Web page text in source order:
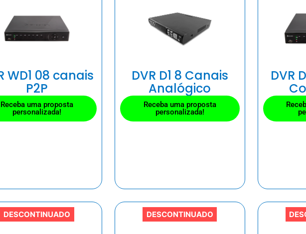
WD1 08 canais
P2P
Receba uma proposta
personalizada!
DVR D1 8 Canais
Analógico
Receba uma proposta
personalizada!
DVR
DESCONTINUADO DESCONTINUADO